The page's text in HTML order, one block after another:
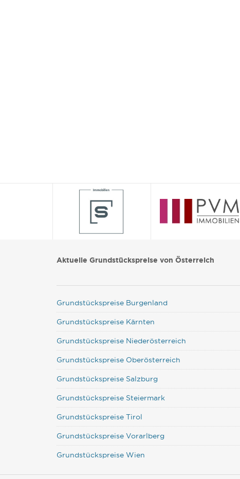
Aktuelle Grundstückspreise von Österreich
Grundstückspreise Burgenland
Grundstückspreise Kärnten
Grundstückspreise Niederösterreich
Grundstückspreise Oberösterreich
Grundstückspreise Salzburg
Grundstückspreise Steiermark
Grundstückspreise Tirol
Grundstückspreise Vorarlberg
Grundstückspreise Wien